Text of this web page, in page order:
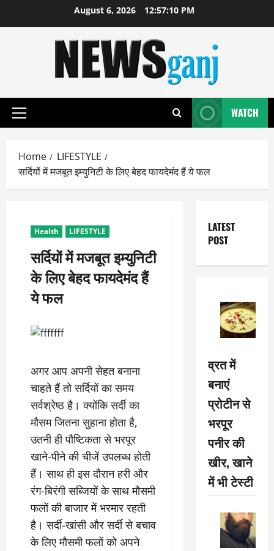
August 6, 2026 12:57:11 PM
Primary
WATCH
Home
LIFESTYLE
सर्दियों में मजबूत इम्युनिटी के लिए बेहद फायदेमंद हैं ये फल
Health LIFESTYLE
सर्दियों में मजबूत इम्युनिटी
के लिए बेहद फायदेमंद हैं
ये फल
अगर आप अपनी सेहत बनाना
चाहते हैं तो सर्दियों का समय
सर्वश्रेष्‍ठ है। क्‍योंकि सर्दी का
मौसम जितना सुहाना होता है,
उतनी ही पौष्टिकता से भरपूर
खाने-पीने की चीजें उपलब्ध होती
हैं। साथ ही इस दौरान हरी और
रंग-बिरंगी सब्जियों के साथ मौसमी
फलों की बाजार में भरमार रहती
है। सर्दी-खांसी और सर्दी से बचाव
के लिए मौसमी फलों को अपने
LATEST
POST
व्रत में
बनाएं
प्रोटीन से
भरपूर
पनीर की
खीर, खाने
में भी टेस्टी